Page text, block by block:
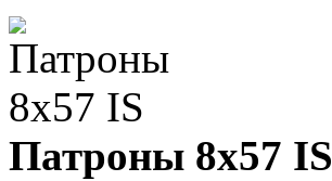
Патроны 8x57 IS